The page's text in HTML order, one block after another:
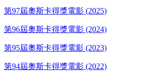
第97屆奧斯卡得獎電影 (2025)
第96屆奧斯卡得獎電影 (2024)
第95屆奧斯卡得獎電影 (2023)
第94屆奧斯卡得獎電影 (2022)